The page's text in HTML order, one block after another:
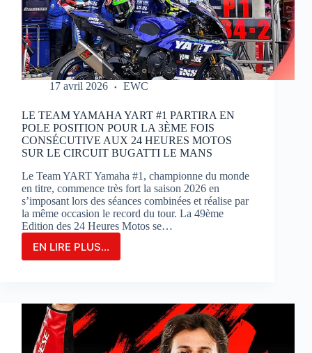
17 avril 2026 EWC
LE TEAM YAMAHA YART #1 PARTIRA EN
POLE POSITION POUR LA 3ÈME FOIS
CONSÉCUTIVE AUX 24 HEURES MOTOS
SUR LE CIRCUIT BUGATTI LE MANS
Le Team YART Yamaha #1, championne du monde
en titre, commence très fort la saison 2026 en
s’imposant lors des séances combinées et réalise par
la même occasion le record du tour. La 49ème
Edition des 24 Heures Motos se…
EN LIRE PLUS...
LE
#1
PARTIRA
EN